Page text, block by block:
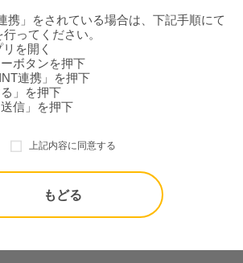
」をされている場合は、下記手順にて
ってください。
を開く
ボタンを押下
連携」を押下
」を押下
信」を押下
上記内容に同意する
もどる